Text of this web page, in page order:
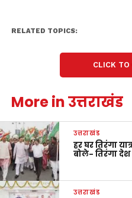
RELATED TOPICS:
CLICK TO
More in उत्तराखंड
उत्तराखंड
हर घर तिरंगा
बोले- तिरंगा
उत्तराखंड